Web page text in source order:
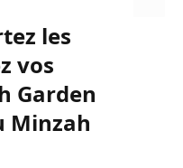
les
vos
Garden
Minzah